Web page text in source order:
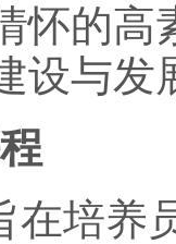
怀的高
设与发
在培养